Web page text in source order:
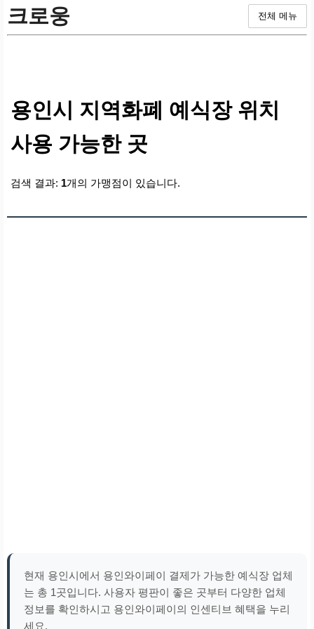
크로웅 전체 메뉴
용인시 지역화폐 예식장 위치
사용 가능한 곳
검색 결과: 1개의 가맹점이 있습니다.
현재 용인시에서 용인와이페이 결제가 가능한 예식장 업체
는 총 1곳입니다. 사용자 평판이 좋은 곳부터 다양한 업체
정보를 확인하시고 용인와이페이의 인센티브 혜택을 누리
세요.